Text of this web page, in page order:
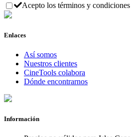
Acepto los términos y
Enlaces
Así somos
Nuestros clientes
CineTools colabora
Dónde encontrarnos
Información